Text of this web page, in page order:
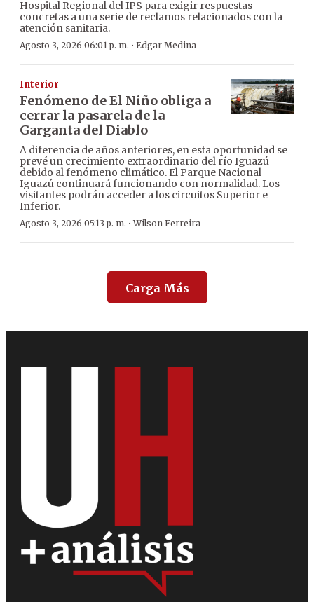
Hospital Regional del IPS para exigir respuestas
concretas a una serie de reclamos relacionados con la
atención sanitaria.
Agosto 3, 2026 06:01 p. m. · Edgar Medina
Interior
Fenómeno de El Niño obliga a
cerrar la pasarela de la
Garganta del Diablo
A diferencia de años anteriores, en esta oportunidad se
prevé un crecimiento extraordinario del río Iguazú
debido al fenómeno climático. El Parque Nacional
Iguazú continuará funcionando con normalidad. Los
visitantes podrán acceder a los circuitos Superior e
Inferior.
Agosto 3, 2026 05:13 p. m. ·Wilson Ferreira
Carga Más